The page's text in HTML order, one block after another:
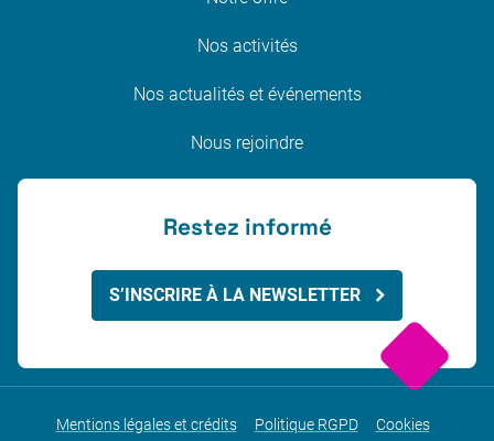
Nos activités
Nos actualités et événements
Nous rejoindre
Restez informé
S’INSCRIRE À LA NEWSLETTER
Mentions légales et crédits Politique RGPD Cookies